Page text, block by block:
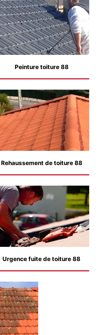
Peinture toiture 88
Rehaussement de toiture 88
Urgence fuite de toiture 88